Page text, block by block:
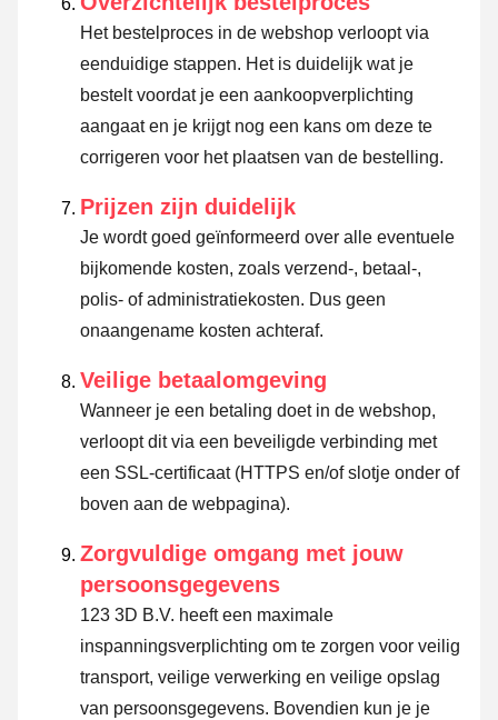
Het bestelproces in de webshop verloopt via
eenduidige stappen. Het is duidelijk wat je
bestelt voordat je een aankoopverplichting
aangaat en je krijgt nog een kans om deze te
corrigeren voor het plaatsen van de bestelling.
Prijzen zijn duidelijk
Je wordt goed geïnformeerd over alle eventuele
bijkomende kosten, zoals verzend-, betaal-,
polis- of administratiekosten. Dus geen
onaangename kosten achteraf.
Veilige betaalomgeving
Wanneer je een betaling doet in de webshop,
verloopt dit via een beveiligde verbinding met
een SSL-certificaat (HTTPS en/of slotje onder of
boven aan de webpagina).
Zorgvuldige omgang met jouw
persoonsgegevens
123 3D B.V. heeft een maximale
inspanningsverplichting om te zorgen voor veilig
transport, veilige verwerking en veilige opslag
van persoonsgegevens. Bovendien kun je je